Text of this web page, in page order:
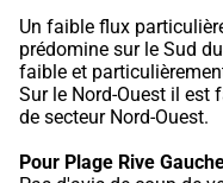
Un faible flux
prédomine sur le Sud
faible et
Sur le Nord-Ouest il est
de secteur Nord-Ouest.
Pour Plage Rive